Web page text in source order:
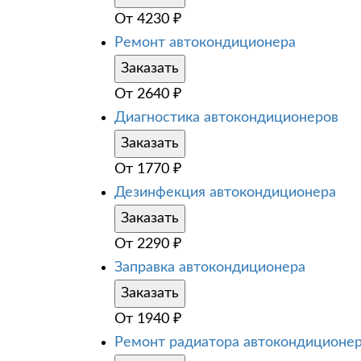
От 4230 ₽
Ремонт автокондиционера
Заказать
От 2640 ₽
Диагностика автокондиционеров
Заказать
От 1770 ₽
Дезинфекция автокондиционера
Заказать
От 2290 ₽
Заправка автокондиционера
Заказать
От 1940 ₽
Ремонт радиатора